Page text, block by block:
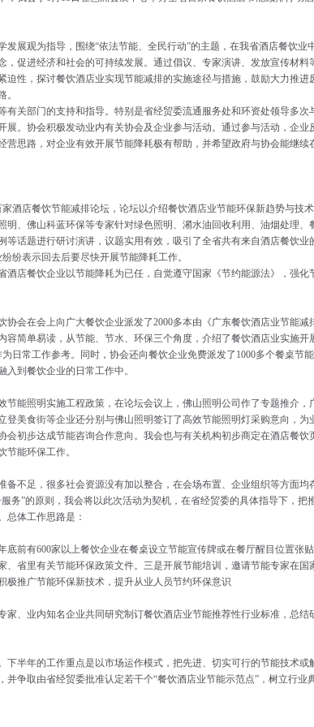
展观为指导，围绕“依法节能、全民行动”的主题，在我省酒店餐饮业
促进经济和社会的可持续发展。通过倡议、专家演讲、发放宣传材料
性，探讨餐饮酒店业实现节能减排的实施途径与措施，鼓励大力推进
关部门的支持和指导。特别是省经贸委流通服务处和环资处领导多次
。协会积极发动业内有关协会及企业参与活动。通过参与活动，企业
思路，对企业有效开展节能降耗极有帮助，并希望政府与协会能继续
酒店餐饮节能减排论坛，论坛以介绍餐饮酒店业节能环保新趋势与技
、佛山科蓝环保等专家针对绿色照明、潲水油回收利用、油烟处理、
话题进行研讨演讲，议题实用有效，吸引了全省共有来自酒店餐饮业
纷表示回去后要尽快开展节能降耗工作。
店餐饮企业以节能降耗为已任，自觉遵守国家《节约能源法》，强化
会在会上向广大餐饮企业派发了2000多本由《广东餐饮酒店业节能减
简单易读，从节能、节水、环保三个角度，介绍了餐饮酒店业实施开
日常工作参考。同时，协会还向餐饮企业免费派发了1000多个餐桌节
到餐饮企业的日常工作中。
能照明实施工程政策，在论坛会议上，佛山照明公司作了专题推介，
美食街等企业还分别与佛山照明签订了高效节能照明灯采购意向，为
初步达成节能咨询合作意向。我会也与有关机构初步商定在酒店餐饮
能环保工作。
不足，很多社会资源没有加以整合，在会场布置、企业组织等方面均
务”的原则，我会将以此次活动为契机，在省经贸委的具体指导下，把
总体工作思路是：
前有600家以上餐饮企业在餐桌设立节能宣传牌或在餐厅醒目位置张
省里有关节能环保政策文件。三是开展节能培训，邀请节能专家在国
推广节能环保新技术，提升从业人员节约环保意识
、业内知名企业共同研究制订餐饮酒店业节能推荐性行业标准，总结
半年的工作重点是以市场运作模式，把先进、切实可行的节能技术或
争取由省经贸委批准认定若干个“餐饮酒店业节能示范点”，树立行业